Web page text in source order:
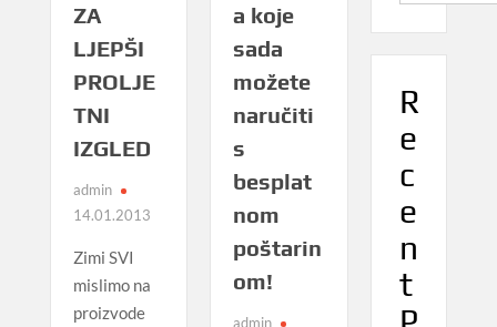
ZA
LJEPŠI
PROLJE
TNI
IZGLED
admin
14.01.2013
Zimi SVI
mislimo na
proizvode
a koje
sada
možete
naručiti
s
besplat
nom
poštarin
om!
admin
R
e
c
e
n
t